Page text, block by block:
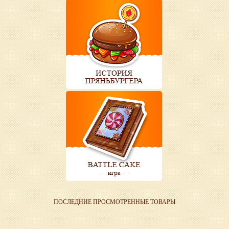
ПОСЛЕДНИЕ ПРОСМОТРЕННЫЕ ТОВАРЫ